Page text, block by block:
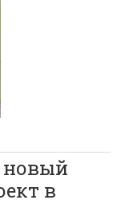
новый
в